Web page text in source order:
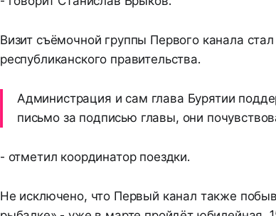
Визит съёмочной группы Первого канала
республиканского правительства.
Администрация и сам глава Бурятии
письмо за подписью главы, они
- отметил координатор поездки.
Не исключено, что Первый канал также